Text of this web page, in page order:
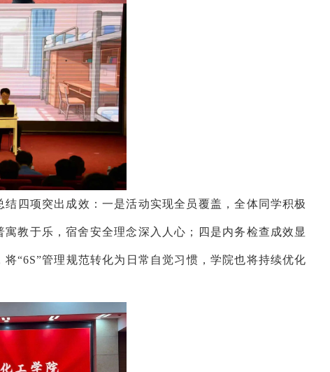
四项突出成效：一是活动实现全员覆盖，全体同学积极
教于乐，宿舍安全理念深入人心；四是内务检查成效显
“6S”管理规范转化为日常自觉习惯，学院也将持续优化